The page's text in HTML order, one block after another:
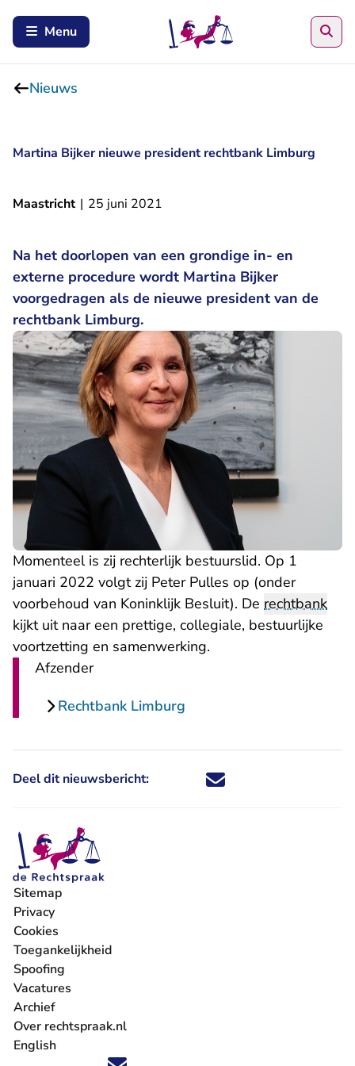
Menu
Nieuws
Martina Bijker nieuwe president rechtbank Limburg
Maastricht | 25 juni 2021
Na het doorlopen van een grondige in- en
externe procedure wordt Martina Bijker
voorgedragen als de nieuwe president van de
rechtbank Limburg.
Momenteel is zij rechterlijk bestuurslid. Op 1
januari 2022 volgt zij Peter Pulles op (onder
voorbehoud van Koninklijk Besluit). De rechtbank
kijkt uit naar een prettige, collegiale, bestuurlijke
voortzetting en samenwerking.
Afzender
Rechtbank Limburg
Deel dit nieuwsbericht: Deel dit nieuwsbericht via X -
Deel dit nieuwsbericht via
Deel dit nieuwsbericht
Deel dit
Sitemap
Privacy
Cookies
Toegankelijkheid
Spoofing
Vacatures
- U verlaat Rechtspraak.nl
Archief
Over rechtspraak.nl
English